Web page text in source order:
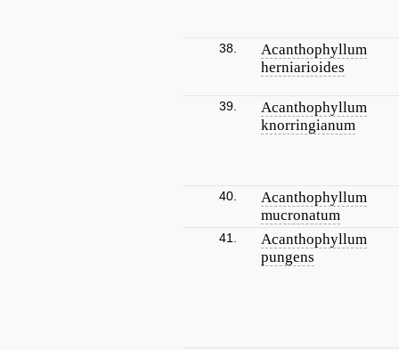
38.
Acanthophyllum
herniarioides
39.
Acanthophyllum
knorringianum
40.
Acanthophyllum
mucronatum
41.
Acanthophyllum
pungens